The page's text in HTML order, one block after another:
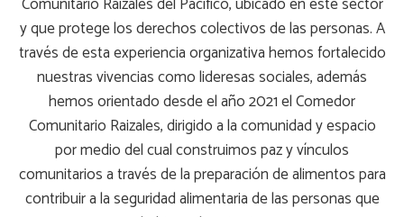
y que protege los derechos colectivos de las personas. A
través de esta experiencia organizativa hemos fortalecido
nuestras vivencias como lideresas sociales, además
hemos orientado desde el año 2021el Comedor
Comunitario Raizales, dirigido a la comunidad y espacio
por medio del cual construimos paz y vínculos
comunitarios a través de la preparación de alimentos para
contribuir a la seguridad alimentaria de las personas que